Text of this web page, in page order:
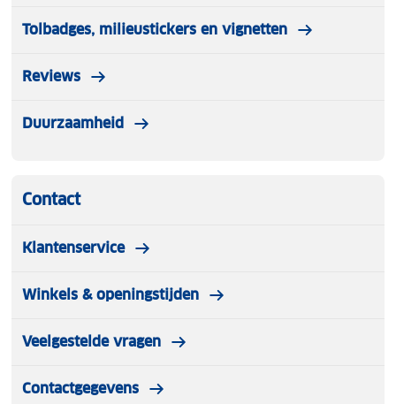
Tolbadges, milieustickers en vignetten
Reviews
Duurzaamheid
Contact
Klantenservice
Winkels & openingstijden
Veelgestelde vragen
Contactgegevens